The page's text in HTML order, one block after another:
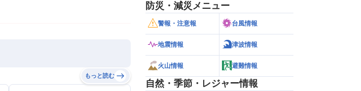
もっと読む
防災・減災メニュー
警報・注意報 台風情報
地震情報 津波情報
火山情報 避難情報
自然・季節・レジャー情報